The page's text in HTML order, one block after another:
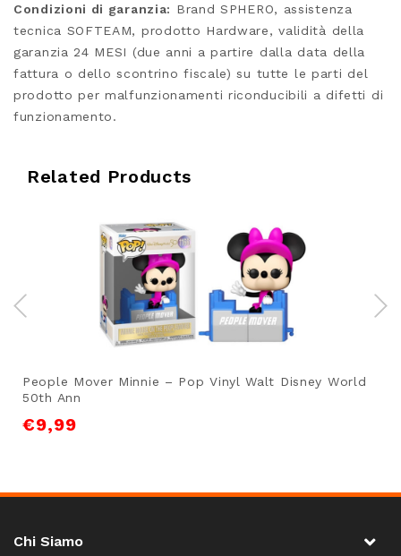
Condizioni di garanzia: Brand SPHERO, assistenza
tecnica SOFTEAM, prodotto Hardware, validità della
garanzia 24 MESI (due anni a partire dalla data della
fattura o dello scontrino fiscale) su tutte le parti del
prodotto per malfunzionamenti riconducibili a difetti di
funzionamento.
Related Products
People Mover Minnie – Pop Vinyl Walt Disney World
50th Ann
€9,99
Chi Siamo